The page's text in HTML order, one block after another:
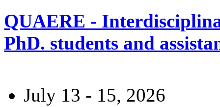
QUAERE -
PhD. students and
July 13 - 15, 2026